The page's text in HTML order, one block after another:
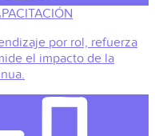
por rol, refuerza
el impacto de la